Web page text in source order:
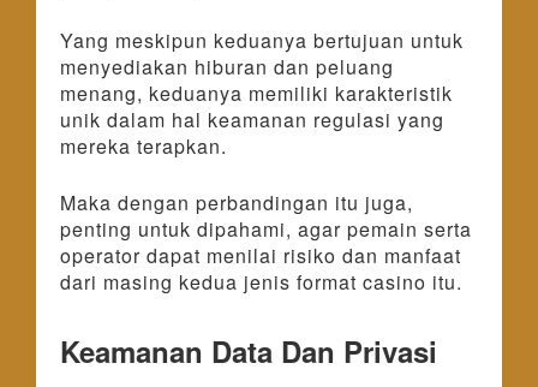
Yang meskipun keduanya bertujuan untuk
menyediakan hiburan dan peluang
menang, keduanya memiliki karakteristik
unik dalam hal keamanan regulasi yang
mereka terapkan.
Maka dengan perbandingan itu juga,
penting untuk dipahami, agar pemain serta
operator dapat menilai risiko dan manfaat
dari masing kedua jenis format casino itu.
Keamanan Data Dan Privasi